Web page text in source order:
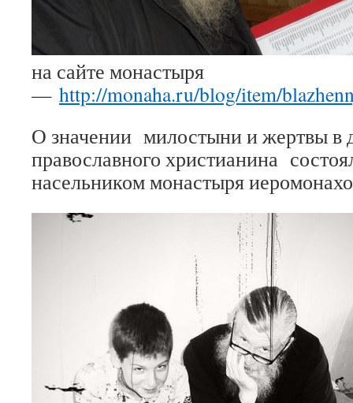
на сайте монастыря
— http://monaha.ru/blog/item/
О значении милостыни и жертвы в
православного христианина
насельником монастыря